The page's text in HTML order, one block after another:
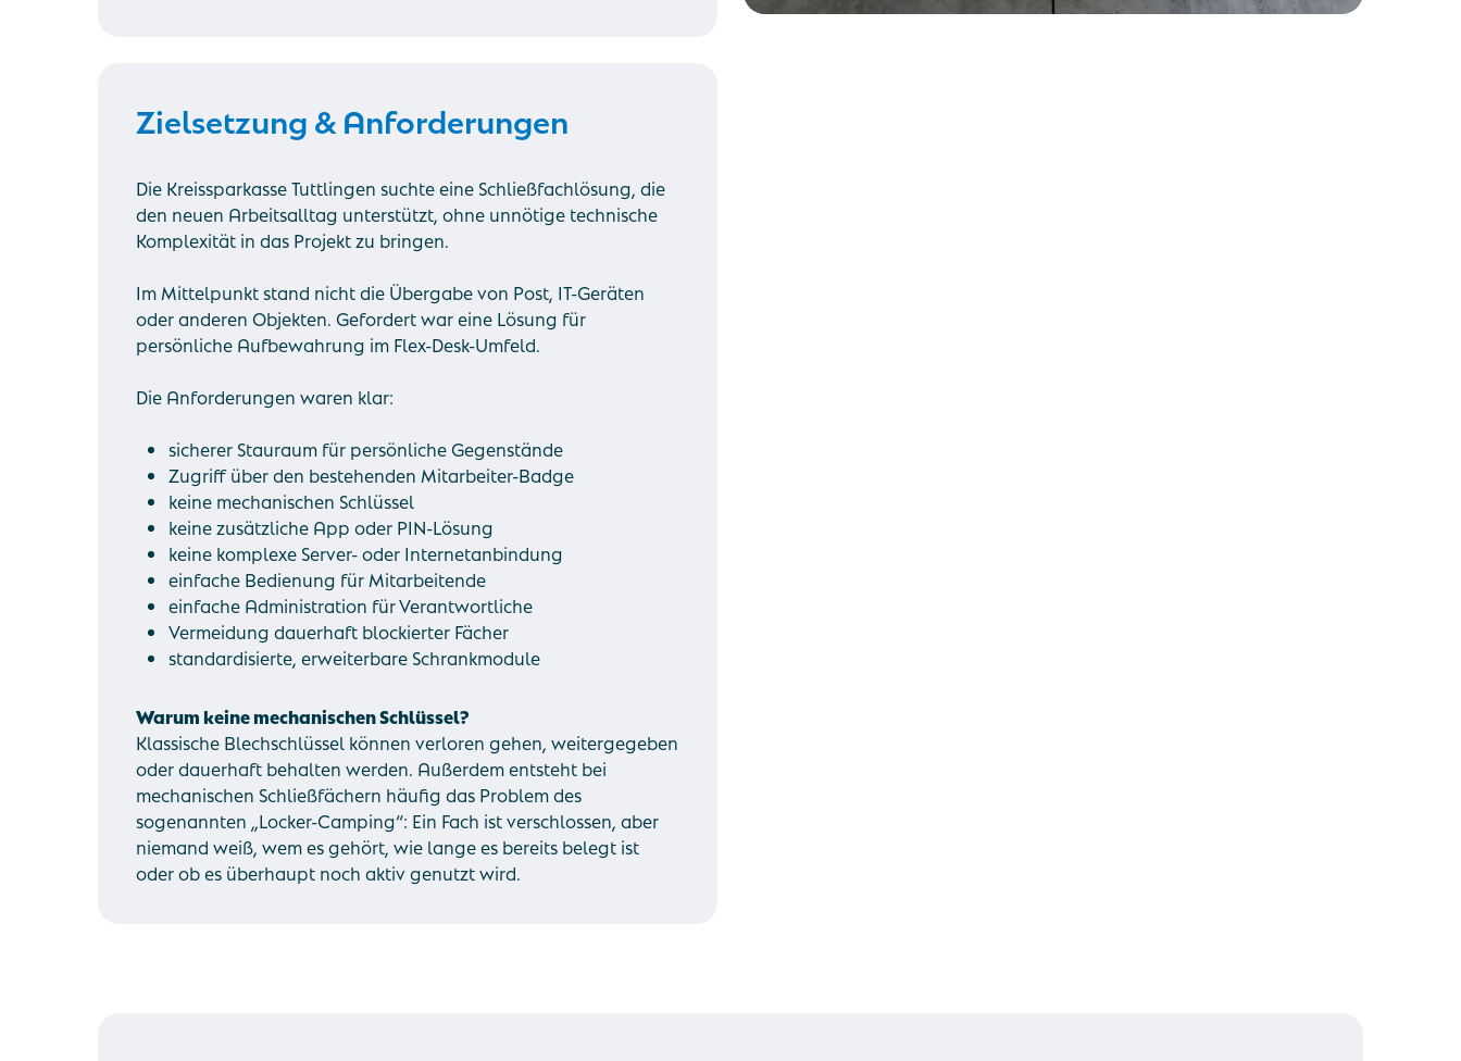
Zielsetzung & Anforderungen
Die Kreissparkasse Tuttlingen suchte eine Schließfachlösung, die
den neuen Arbeitsalltag unterstützt, ohne unnötige technische
Komplexität in das Projekt zu bringen.
Im Mittelpunkt stand nicht die Übergabe von Post, IT-Geräten
oder anderen Objekten. Gefordert war eine Lösung für
persönliche Aufbewahrung im Flex-Desk-Umfeld.
Die Anforderungen waren klar:
sicherer Stauraum für persönliche Gegenstände
Zugriff über den bestehenden Mitarbeiter-Badge
keine mechanischen Schlüssel
keine zusätzliche App oder PIN-Lösung
keine komplexe Server- oder Internetanbindung
einfache Bedienung für Mitarbeitende
einfache Administration für Verantwortliche
Vermeidung dauerhaft blockierter Fächer
standardisierte, erweiterbare Schrankmodule
Warum keine mechanischen Schlüssel?
Klassische Blechschlüssel können verloren gehen, weitergegeben
oder dauerhaft behalten werden. Außerdem entsteht bei
mechanischen Schließfächern häufig das Problem des
sogenannten „Locker-Camping“: Ein Fach ist verschlossen, aber
niemand weiß, wem es gehört, wie lange es bereits belegt ist
oder ob es überhaupt noch aktiv genutzt wird.